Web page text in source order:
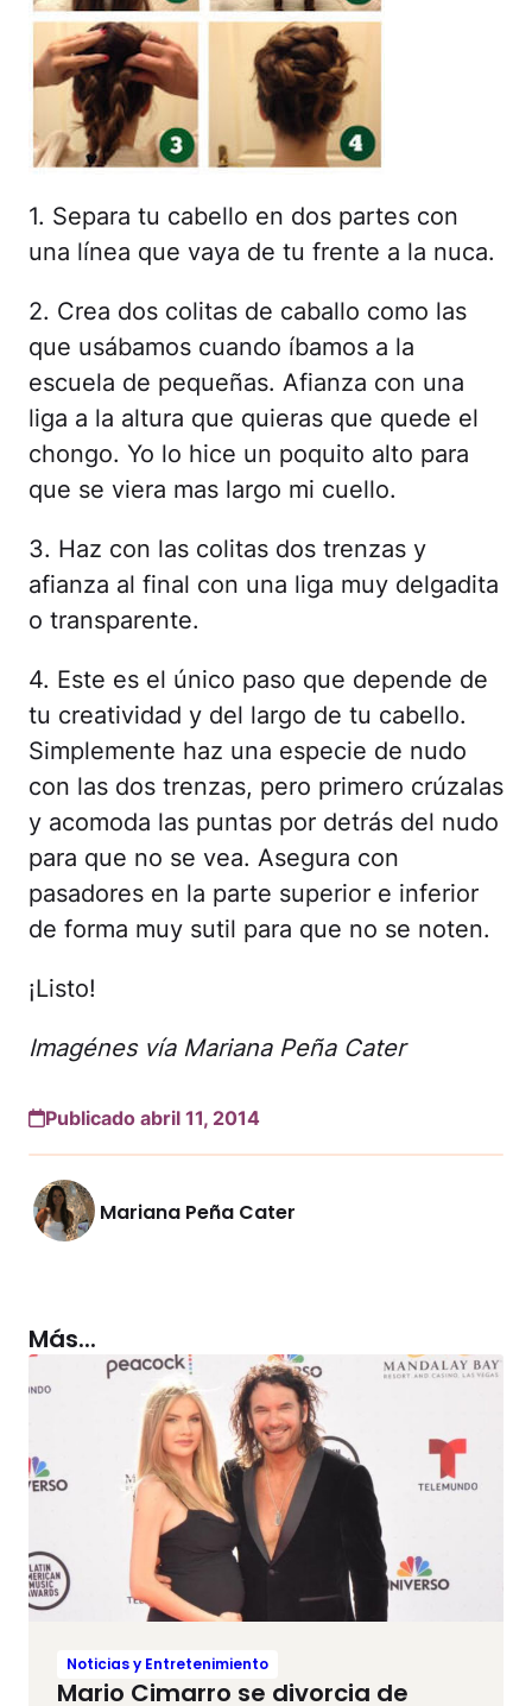
1. Separa tu cabello en dos partes con
una línea que vaya de tu frente a la nuca.
2. Crea dos colitas de caballo como las
que usábamos cuando íbamos a la
escuela de pequeñas. Afianza con una
liga a la altura que quieras que quede el
chongo. Yo lo hice un poquito alto para
que se viera mas largo mi cuello.
3. Haz con las colitas dos trenzas y
afianza al final con una liga muy delgadita
o transparente.
4. Este es el único paso que depende de
tu creatividad y del largo de tu cabello.
Simplemente haz una especie de nudo
con las dos trenzas, pero primero crúzalas
y acomoda las puntas por detrás del nudo
para que no se vea. Asegura con
pasadores en la parte superior e inferior
de forma muy sutil para que no se noten.
¡Listo!
Imagénes vía Mariana Peña Cater
Publicado abril 11, 2014
Mariana Peña Cater
Más...
Noticias y Entretenimiento
Mario Cimarro se divorcia de